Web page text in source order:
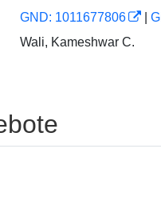
GND: 1011677806
Wali, Kameshwar C.